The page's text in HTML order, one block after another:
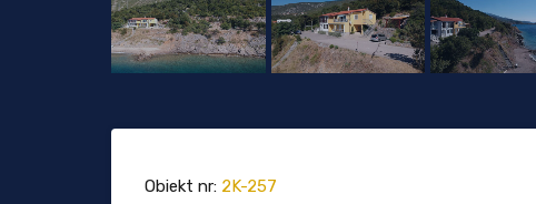
Obiekt nr: 2K-257